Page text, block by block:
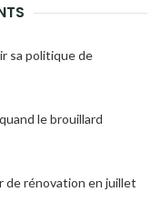
sa politique de
le brouillard
de rénovation en juillet